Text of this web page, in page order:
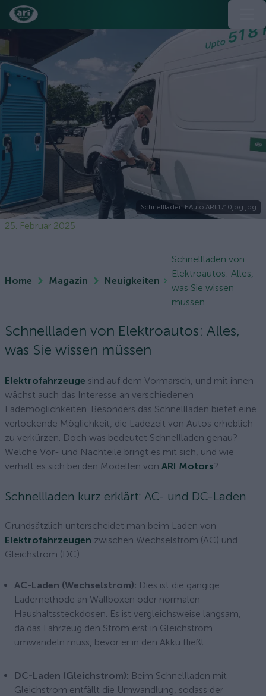
Schnellladen EAuto ARI 1710jpg.jpg
25. Februar 2025
Home Magazin Neuigkeiten
Schnellladen von
Elektroautos: Alles,
was Sie wissen
müssen
Schnellladen von Elektroautos: Alles,
was Sie wissen müssen
Elektrofahrzeuge sind auf dem Vormarsch, und mit ihnen
wächst auch das Interesse an verschiedenen
Lademöglichkeiten. Besonders das Schnellladen bietet eine
verlockende Möglichkeit, die Ladezeit von Autos erheblich
zu verkürzen. Doch was bedeutet Schnellladen genau?
Welche Vor- und Nachteile bringt es mit sich, und wie
verhält es sich bei den Modellen von ARI Motors?
Schnellladen kurz erklärt: AC- und DC-Laden
Grundsätzlich unterscheidet man beim Laden von
Elektrofahrzeugen zwischen Wechselstrom (AC) und
Gleichstrom (DC).
AC-Laden (Wechselstrom): Dies ist die gängige
Lademethode an Wallboxen oder normalen
Haushaltssteckdosen. Es ist vergleichsweise langsam,
da das Fahrzeug den Strom erst in Gleichstrom
umwandeln muss, bevor er in den Akku fließt.
DC-Laden (Gleichstrom): Beim Schnellladen mit
Gleichstrom entfällt die Umwandlung, sodass der